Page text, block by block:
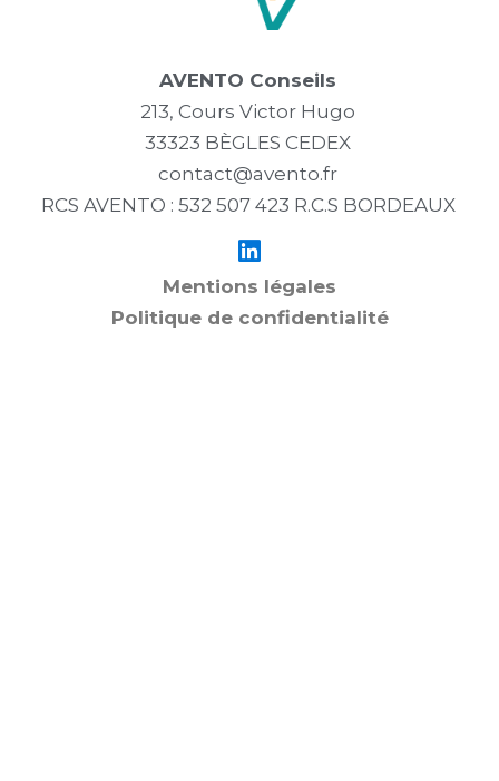
AVENTO Conseils
213, Cours Victor Hugo
33323 BÈGLES CEDEX
contact@avento.fr
RCS AVENTO : 532 507 423 R.C.S BORDEAUX
Mentions légales
Politique de confidentialité